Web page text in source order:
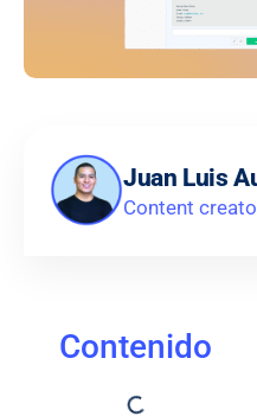
Juan Luis
Content
Contenido